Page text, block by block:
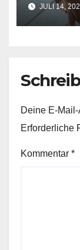
JULI 14,
Deine E-
Erforderliche
Kommentar *